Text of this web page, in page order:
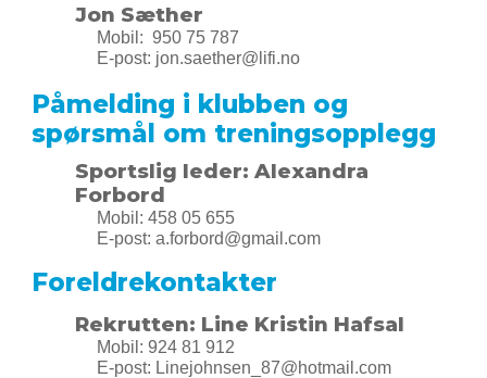
Jon Sæther
Mobil: 950 75 787
E-post: jon.saether@lifi.no
Påmelding i klubben og
spørsmål om treningsopplegg
Sportslig leder:Alexandra
Forbord
Mobil: 458 05 655
E-post: a.forbord@gmail.com
Foreldrekontakter
Rekrutten: Line Kristin Hafsal
Mobil: 924 81 912
E-post: Linejohnsen_87@hotmail.com